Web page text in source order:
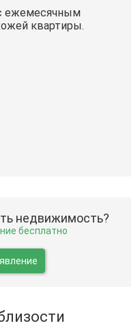
ежемесячным
квартиры.
недвижимость?
бесплатно